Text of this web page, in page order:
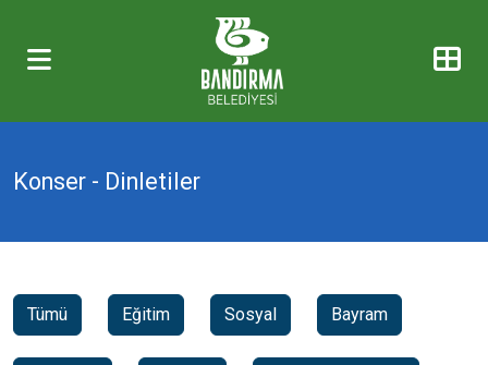
Konser - Dinletiler
Tümü Eğitim Sosyal Bayram